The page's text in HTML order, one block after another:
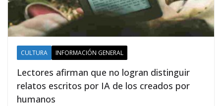
CULTURA INFORMACIÓN GENERAL
Lectores afirman que no logran distinguir
relatos escritos por IA de los creados por
humanos